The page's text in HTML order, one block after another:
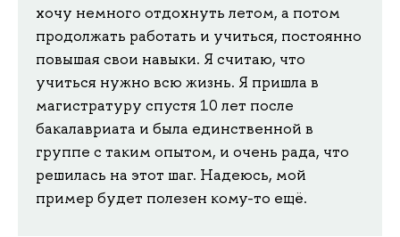
хочу немного отдохнуть летом, а потом
продолжать работать и учиться, постоянно
повышая свои навыки. Я считаю, что
учиться нужно всю жизнь. Я пришла в
магистратуру спустя 10 лет после
бакалавриата и была единственной в
группе с таким опытом, и очень рада, что
решилась на этот шаг. Надеюсь, мой
пример будет полезен кому-то ещё.